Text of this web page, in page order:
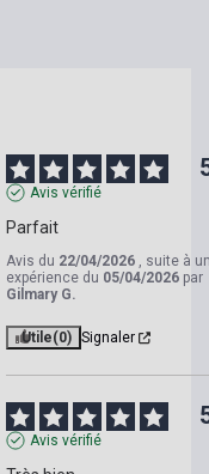
Avis vérifié
Parfait
Avis du 22/04/2026 , suite à
expérience du 05/04/2026 par
Gilmary G.
Utile(0) Signaler
Avis vérifié